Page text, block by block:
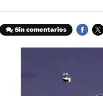
Sin comentarios